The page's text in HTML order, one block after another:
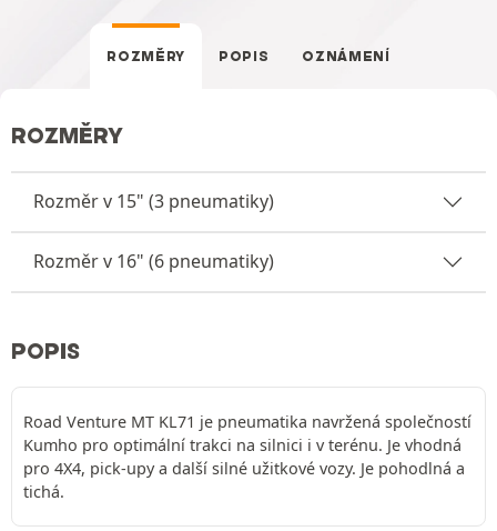
ROZMĚRY POPIS OZNÁMENÍ
ROZMĚRY
Rozměr v 15" (3 pneumatiky)
Rozměr v 16" (6 pneumatiky)
POPIS
Road Venture MT KL71 je pneumatika navržená společností
Kumho pro optimální trakci na silnici i v terénu. Je vhodná
pro 4X4, pick-upy a další silné užitkové vozy. Je pohodlná a
tichá.